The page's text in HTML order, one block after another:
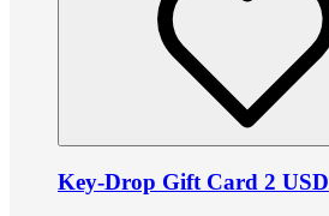
Key-Drop Gift Card 2 USD